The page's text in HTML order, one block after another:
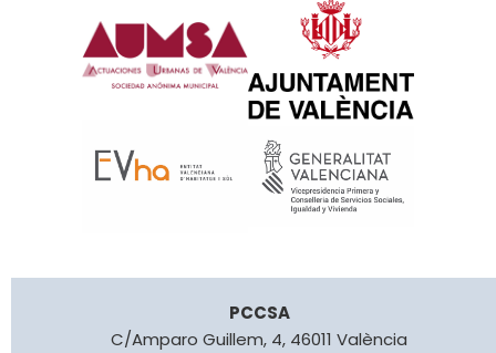
PCCSA
C/Amparo Guillem, 4, 46011 València